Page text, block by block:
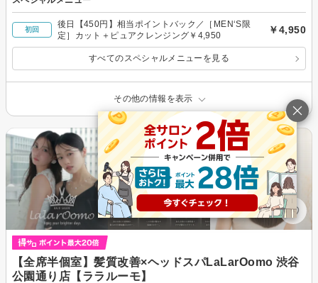
初回
後日【450円】相当ポイントバック／［MEN‘S限
定］カット＋ピュアクレンジング￥4,950
￥4,950
すべてのスペシャルメニューを見る
その他の情報を表示
【全席半個室】髪質改善×ヘッドスパLaLarOomo 渋谷
公園通り店【ララルーモ】